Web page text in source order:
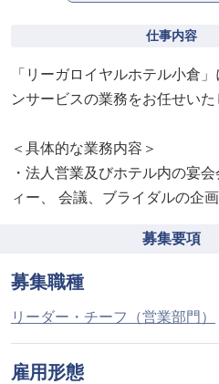
仕事内容
「リーガロイヤルホテル小倉
ンサービスの業務をお任せいた
＜具体的な業務内容＞
・法人営業及びホテル内の宴
ィー、 会議、ブライダルの企
募集要項
募集職種
リーダー・チーフ（営業部門）
雇用形態